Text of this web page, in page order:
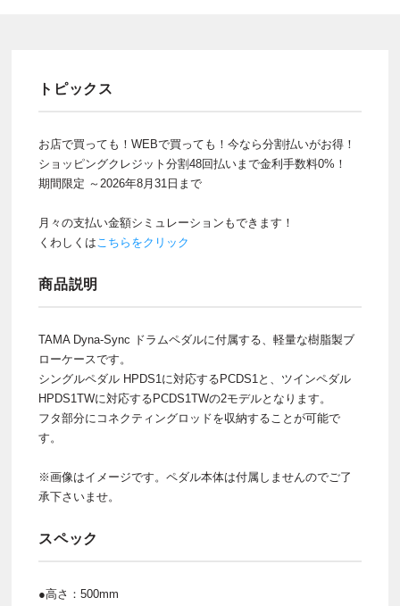
トピックス
お店で買っても！WEBで買っても！今なら分割払いがお得！
ショッピングクレジット分割48回払いまで金利手数料0%！
期間限定 ～2026年8月31日まで
月々の支払い金額シミュレーションもできます！
くわしくはこちらをクリック
商品説明
TAMA Dyna-Sync ドラムペダルに付属する、軽量な樹脂製ブ
ローケースです。
シングルペダル HPDS1に対応するPCDS1と、ツインペダル
HPDS1TWに対応するPCDS1TWの2モデルとなります。
フタ部分にコネクティングロッドを収納することが可能で
す。
※画像はイメージです。ペダル本体は付属しませんのでご了
承下さいませ。
スペック
●高さ：500mm